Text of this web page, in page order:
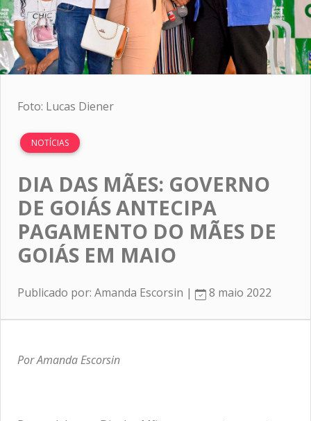
Foto: Lucas Diener
NOTÍCIAS
DIA DAS MÃES: GOVERNO
DE GOIÁS ANTECIPA
PAGAMENTO DO MÃES DE
GOIÁS EM MAIO
Publicado por: Amanda Escorsin | 8 maio 2022
Por Amanda Escorsin